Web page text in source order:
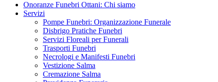
Onoranze Funebri Ottani: Chi siamo
Servizi
Pompe Funebri: Organizzazione Funerale
Disbrigo Pratiche Funebri
Servizi Floreali per Funerali
Trasporti Funebri
Necrologi e Manifesti Funebri
Vestizione Salma
Cremazione Salma